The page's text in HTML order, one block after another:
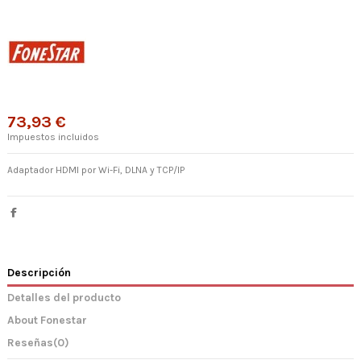
73,93 €
Impuestos incluidos
Adaptador HDMI por Wi-Fi, DLNA y TCP/IP
Descripción
Detalles del producto
About Fonestar
Reseñas(0)